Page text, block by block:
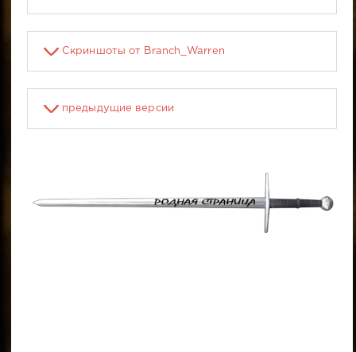
Скриншоты от Branch_Warren
предыдущие версии